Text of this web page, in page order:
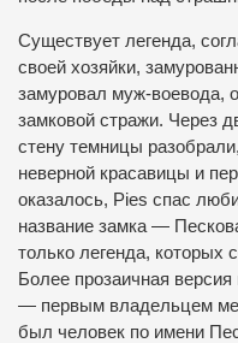
Существует легенда,
своей хозяйки,
замуровал муж-воевода,
замковой стражи. Через
стену темницы
неверной красавицы и
оказалось, Pies спас
название замка —
только легенда, которых
Более прозаичная
— первым владельцем
был человек по имени